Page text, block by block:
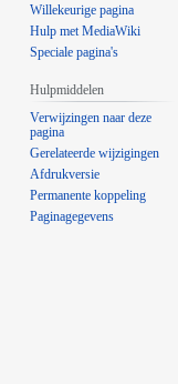
Willekeurige pagina
Hulp met MediaWiki
Speciale pagina's
Hulpmiddelen
Verwijzingen naar deze
pagina
Gerelateerde wijzigingen
Afdrukversie
Permanente koppeling
Paginagegevens